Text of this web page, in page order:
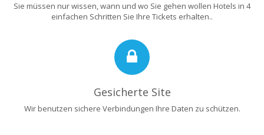
Sie müssen nur wissen, wann und wo Sie gehen wollen Hotels in 4
einfachen Schritten Sie Ihre Tickets erhalten..
Gesicherte Site
Wir benutzen sichere Verbindungen Ihre Daten zu schützen.